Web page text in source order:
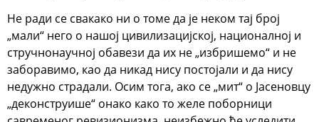
Не ради се свакако ни о томе да је неком тај број
„мали“ него о нашој цивилизацијској, националној и
стручнонаучној обавези да их не „избришемо“ и не
заборавимо, као да никад нису постојали и да нису
недужно страдали. Осим тога, ако се „мит“ о Јасеновцу
„деконструише“ онако како то желе поборници